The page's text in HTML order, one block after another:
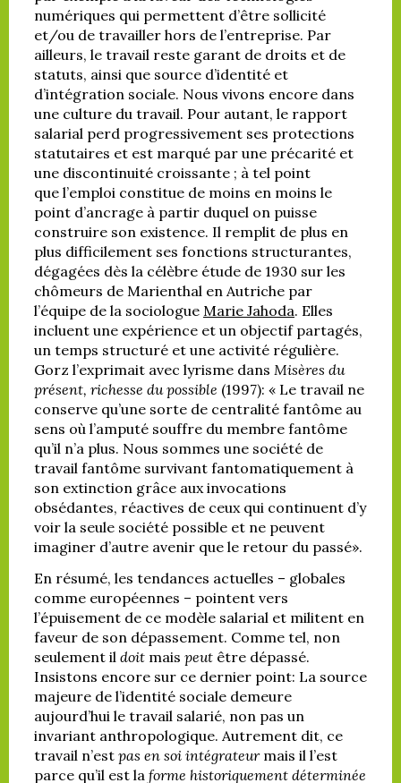
numériques qui permettent d’être sollicité
et/ou de travailler hors de l’entreprise. Par
ailleurs, le travail reste garant de droits et de
statuts, ainsi que source d’identité et
d’intégration sociale. Nous vivons encore dans
une culture du travail. Pour autant, le rapport
salarial perd progressivement ses protections
statutaires et est marqué par une précarité et
une discontinuité croissante ; à tel point
que l’emploi constitue de moins en moins le
point d’ancrage à partir duquel on puisse
construire son existence. Il remplit de plus en
plus difficilement ses fonctions structurantes,
dégagées dès la célèbre étude de 1930 sur les
chômeurs de Marienthal en Autriche par
l’équipe de la sociologue Marie Jahoda. Elles
incluent une expérience et un objectif partagés,
un temps structuré et une activité régulière.
Gorz l’exprimait avec lyrisme dans Misères du
présent, richesse du possible (1997): « Le travail ne
conserve qu’une sorte de centralité fantôme au
sens où l’amputé souffre du membre fantôme
qu’il n’a plus. Nous sommes une société de
travail fantôme survivant fantomatiquement à
son extinction grâce aux invocations
obsédantes, réactives de ceux qui continuent d’y
voir la seule société possible et ne peuvent
imaginer d’autre avenir que le retour du passé».
En résumé, les tendances actuelles – globales
comme européennes – pointent vers
l’épuisement de ce modèle salarial et militent en
faveur de son dépassement. Comme tel, non
seulement il doit mais peut être dépassé.
Insistons encore sur ce dernier point: La source
majeure de l’identité sociale demeure
aujourd’hui le travail salarié, non pas un
invariant anthropologique. Autrement dit, ce
travail n’est pas en soi intégrateurmais il l’est
parce qu’il est la forme historiquement déterminée